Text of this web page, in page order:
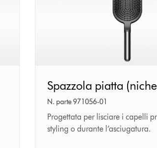
piatta
(nichel/nero)
Spazzola piatta
N. parte 971056-01
Progettata per lisciare i capelli
styling o durante l’asciugatura.